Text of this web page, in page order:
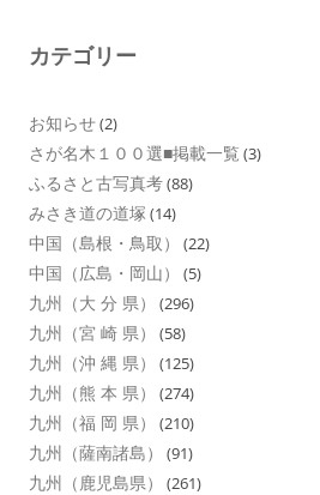
カテゴリー
お知らせ(2)
さが名木１００選■掲載一覧 (3)
ふるさと古写真考(88)
みさき道の道塚 (14)
中国（島根・鳥取） (22)
中国（広島・岡山） (5)
九州（大 分 県） (296)
九州（宮 崎 県） (58)
九州（沖 縄 県） (125)
九州（熊 本 県） (274)
九州（福 岡 県） (210)
九州（薩南諸島） (91)
九州（鹿児島県） (261)